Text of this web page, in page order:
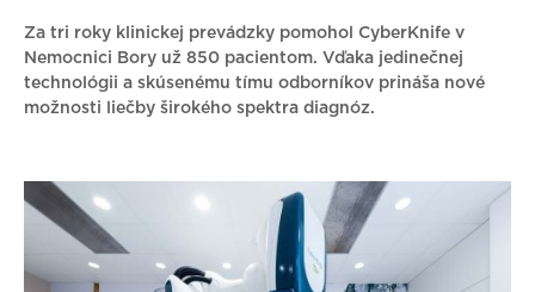
Za tri roky klinickej prevádzky pomohol CyberKnife v
Nemocnici Bory už 850 pacientom. Vďaka jedinečnej
technológii a skúsenému tímu odborníkov prináša nové
možnosti liečby širokého spektra diagnóz.